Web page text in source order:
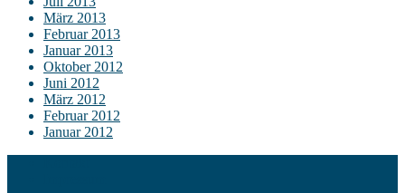
März 2013
Februar 2013
Januar 2013
Oktober 2012
Juni 2012
März 2012
Februar 2012
Januar 2012